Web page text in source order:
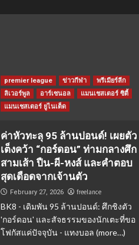
premier league ข่าวกีฬา
พรีเมียร์ลีก
ลิเวอร์พูล
อาร์เซนอล
แมนเชสเตอร์ ซิตี้
แมนเชสเตอร์ ยูไนเต็ด
ค่าหัวทะลุ 95 ล้านปอนด์! เผยตัว
เต็งคว้า “กอร์ดอน” ท่ามกลางศึก
สามเส้า ปืน-ผี-หงส์ และคำตอบ
สุดเดือดจากเจ้านตัว
February 27, 2026 freelance
BK8 - เดิมพัน 95 ล้านปอนด์: ศึกชิงตัว
'กอร์ดอน' และสัจธรรมของนักเตะที่ขอ
โฟกัสแค่ปัจจุบัน - แทงบอล (more…)